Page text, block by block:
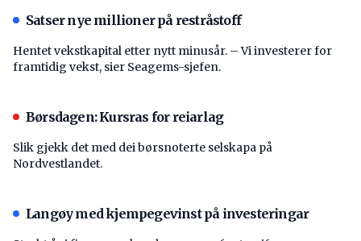
Satser nye millioner på restråstoff
Hentet vekstkapital etter nytt minusår. – Vi investerer for
framtidig vekst, sier Seagems-sjefen.
Børsdagen: Kursras for reiarlag
Slik gjekk det med dei børsnoterte selskapa på
Nordvestlandet.
Langøy med kjempegevinst på investeringar